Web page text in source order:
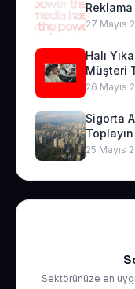
Reklama
27 Mayıs
Halı
Müşteri
26 Mayıs
Sigorta
Toplayın
25 Mayıs
Sektörünüze en